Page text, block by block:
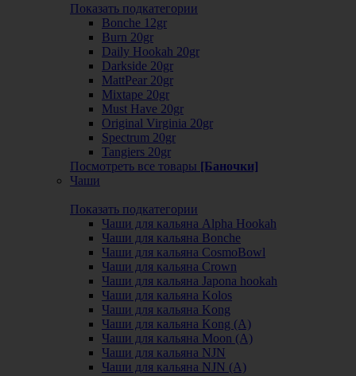
Показать подкатегории
Bonche 12gr
Burn 20gr
Daily Hookah 20gr
Darkside 20gr
MattPear 20gr
Mixtape 20gr
Must Have 20gr
Original Virginia 20gr
Spectrum 20gr
Tangiers 20gr
Посмотреть все товары [Баночки]
Чаши
Показать подкатегории
Чаши для кальяна Alpha Hookah
Чаши для кальяна Bonche
Чаши для кальяна CosmoBowl
Чаши для кальяна Crown
Чаши для кальяна Japona hookah
Чаши для кальяна Kolos
Чаши для кальяна Kong
Чаши для кальяна Kong (A)
Чаши для кальяна Moon (А)
Чаши для кальяна NJN
Чаши для кальяна NJN (А)